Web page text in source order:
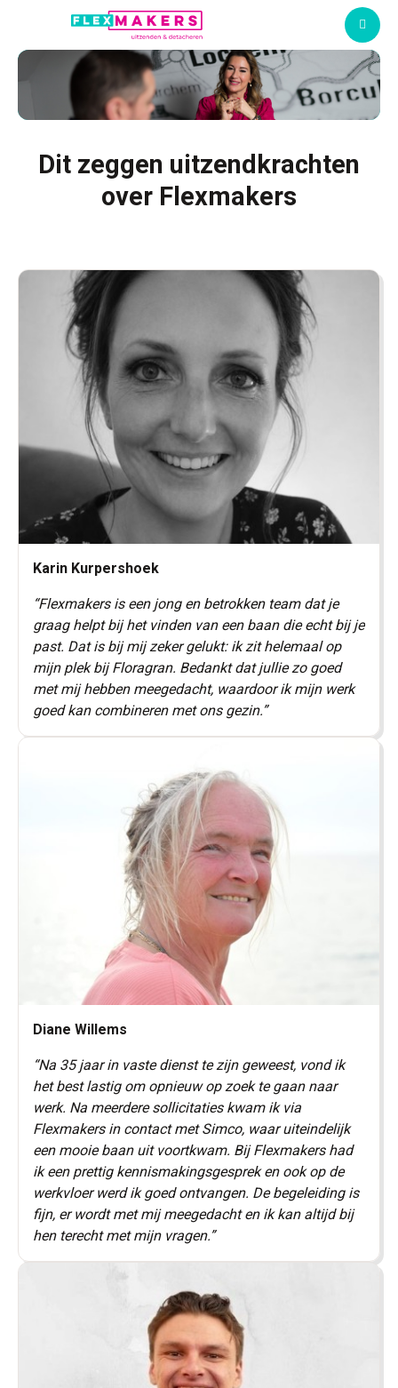
Dit zeggen uitzendkrachten
over Flexmakers
Karin Kurpershoek
“Flexmakers is een jong en betrokken team dat je
graag helpt bij het vinden van een baan die echt bij je
past. Dat is bij mij zeker gelukt: ik zit helemaal op
mijn plek bij Floragran. Bedankt dat jullie zo goed
met mij hebben meegedacht, waardoor ik mijn werk
goed kan combineren met ons gezin.”
Diane Willems
“Na 35 jaar in vaste dienst te zijn geweest, vond ik
het best lastig om opnieuw op zoek te gaan naar
werk. Na meerdere sollicitaties kwam ik via
Flexmakers in contact met Simco, waar uiteindelijk
een mooie baan uit voortkwam. Bij Flexmakers had
ik een prettig kennismakingsgesprek en ook op de
werkvloer werd ik goed ontvangen. De begeleiding is
fijn, er wordt met mij meegedacht en ik kan altijd bij
hen terecht met mijn vragen.”